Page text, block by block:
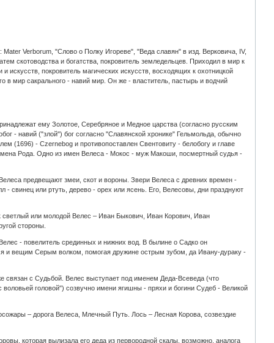
Verborum, "Слово о Полку Игореве", "Веда славян" в изд. Верковича, IV,
скотоводства и богатства, покровитель земледельцев. Приходил в мир к
покровитель магических искусств, восходящих к охотницкой
в мир сакрального - навий мир. Он же - властитель, пастырь и водчий
ему Золотое, Серебряное и Медное царства (согласно русским
- навий ("злой") бог согласно "Славянской хронике" Гельмольда, обычно
(1696) - Czernebog и противопоставлен Свентовиту - белобогу и главе
Рода. Одно из имен Велеса - Мокос - муж Макоши, посмертный судья -
предвещают змеи, скот и вороны. Звери Велеса с древних времен -
свинец или ртуть, дерево - орех или ясень. Его, Велесовы, дни празднуют
светлый или молодой Велес – Иван Быкович, Иван Корович, Иван
стороны.
- повелитель срединных и нижних вод. В былине о Садко он
и вещим Серым волком, помогая дружине острым зубом, да Ивану-дураку -
связан с Судьбой. Велес выступает под именем Деда-Всеведа (что
головой") созвучно имени ягишны - пряхи и богини Судеб - Великой
– дорога Велеса, Млечный Путь. Лось – Лесная Корова, созвездие
которая вылизала его деда из первородной скалы, возможно, аналога